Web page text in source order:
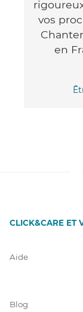
vos
en
CLICK&CARE ET
Aide
Blog